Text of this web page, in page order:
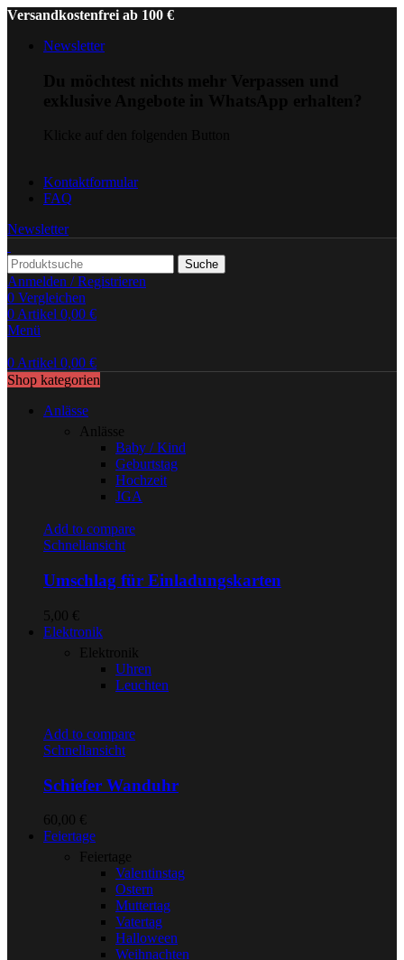
Versandkostenfrei ab 100 €
Newsletter
Kontaktformular
FAQ
Newsletter
Suche
Anmelden / Registrieren
0 Vergleichen
0Artikel 0,00 €
Menü
0Artikel 0,00 €
Shop kategorien
Anlässe
Anlässe
Baby / Kind
Geburtstag
Hochzeit
JGA
Add to compare
Schnellansicht
Umschlag für Einladungskarten
5,00 €
Elektronik
Elektronik
Uhren
Leuchten
Add to compare
Schnellansicht
Schiefer Wanduhr
60,00 €
Feiertage
Feiertage
Valentinstag
Ostern
Muttertag
Vatertag
Halloween
Weihnachten